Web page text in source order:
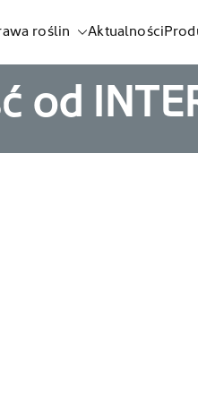
roślin Aktualności
od